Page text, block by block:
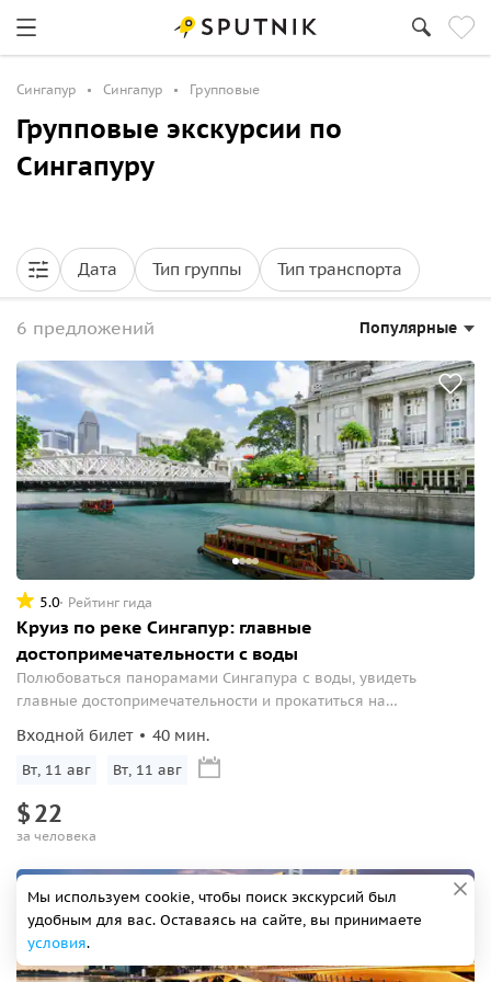
Сингапур Сингапур Групповые
Групповые экскурсии по
Сингапуру
Дата Тип группы Тип транспорта
6 предложений Популярные
5.0 Рейтинг гида
Круиз по реке Сингапур: главные
достопримечательности с воды
Полюбоваться панорамами Сингапура с воды, увидеть
главные достопримечательности и прокатиться на
Входной билет 40 мин.
Вт, 11 авг Вт, 11 авг
$22
за человека
Мы используем cookie, чтобы поиск экскурсий был
удобным для вас. Оставаясь на сайте, вы принимаете
условия.